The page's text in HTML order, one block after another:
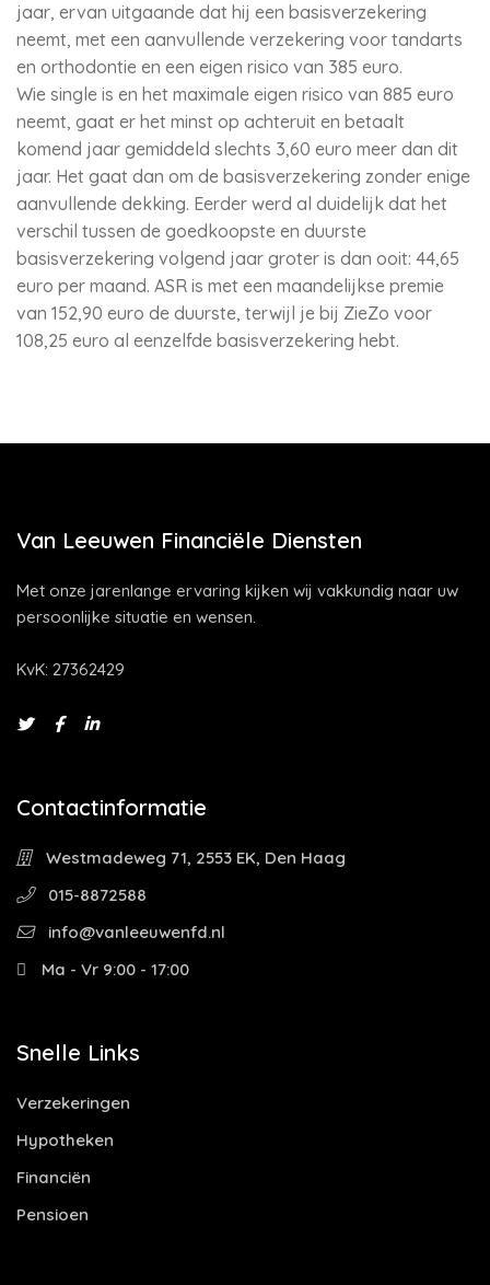
jaar, ervan uitgaande dat hij een basisverzekering
neemt, met een aanvullende verzekering voor tandarts
en orthodontie en een eigen risico van 385 euro.
Wie single is en het maximale eigen risico van 885 euro
neemt, gaat er het minst op achteruit en betaalt
komend jaar gemiddeld slechts 3,60 euro meer dan dit
jaar. Het gaat dan om de basisverzekering zonder enige
aanvullende dekking. Eerder werd al duidelijk dat het
verschil tussen de goedkoopste en duurste
basisverzekering volgend jaar groter is dan ooit: 44,65
euro per maand. ASR is met een maandelijkse premie
van 152,90 euro de duurste, terwijl je bij ZieZo voor
108,25 euro al eenzelfde basisverzekering hebt.
Van Leeuwen Financiële Diensten
Met onze jarenlange ervaring kijken wij vakkundig naar uw
persoonlijke situatie en wensen.
KvK: 27362429
Contactinformatie
Westmadeweg 71, 2553 EK, Den Haag
015-8872588
info@vanleeuwenfd.nl
Ma - Vr 9:00 - 17:00
Snelle Links
Verzekeringen
Hypotheken
Financiën
Pensioen